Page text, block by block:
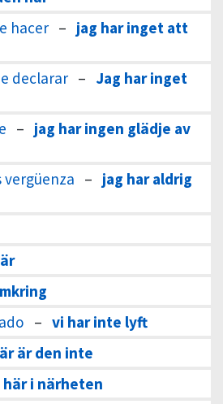
hacer – jag har inget att
declarar – Jag har inget
– jag har ingen glädje av
vergüenza – jag har aldrig
– vi har inte lyft
är den inte
här i närheten